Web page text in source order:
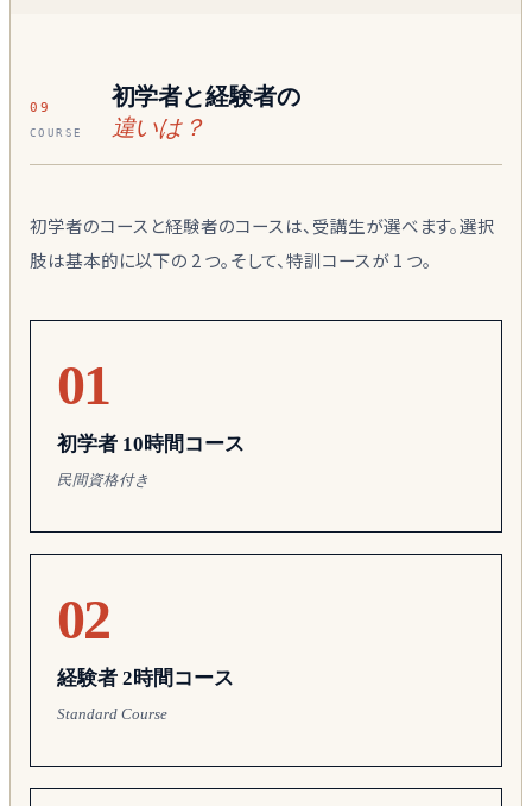
09
COURSE
初学者と経験者の
違いは？
初学者のコースと経験者のコースは、受講生が選べます。選択
肢は基本的に以下の 2 つ。そして、特訓コースが 1 つ。
01
初学者 10時間コース
民間資格付き
02
経験者 2時間コース
Standard Course